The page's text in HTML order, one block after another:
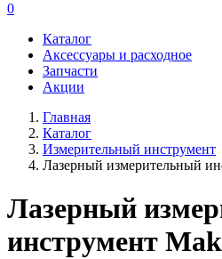
0
Каталог
Аксессуары и расходное
Запчасти
Акции
Главная
Каталог
Измерительный инструмент
Лазерный измерительный
Лазерный
инструмент